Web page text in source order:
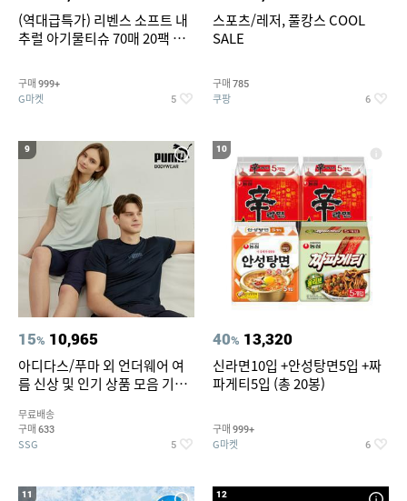
(역대급특가) 리벤스 소프트 내
추럴 아기물티슈 70매 20팩 캡
구매 999+
G마켓 5
스포츠/레저, 풀캉스 COOL
SALE
구매 785
쿠팡 6
9
15% 10,965
아디다스/푸마 외 언더웨어 여
름 신상 및 인기 상품 모음 기획
무료배송
구매 633
SSG 5
10
40% 13,320
신라면10입 +안성탕면5입 +짜
파게티5입 (총 20봉)
구매 999+
G마켓 6
11 12